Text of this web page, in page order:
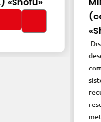
«Shofu»
.Discos
sistema
resultado
metálico,